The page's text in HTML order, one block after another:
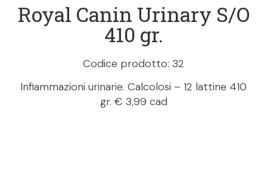
Royal Canin Urinary S/O
410 gr.
Codice prodotto: 32
Infiammazioni urinarie. Calcolosi – 12 lattine 410
gr. € 3,99 cad